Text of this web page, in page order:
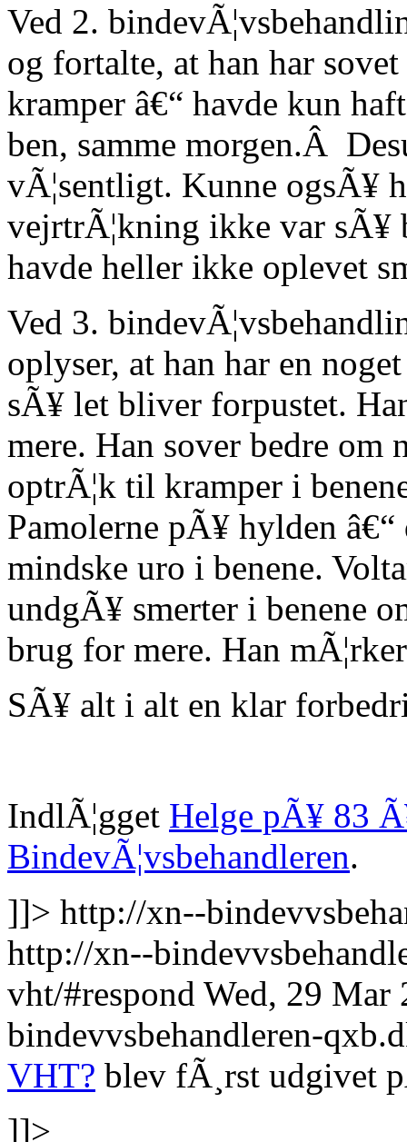
Ved 2.
og fortalte, at han har
kramper â€“ havde kun
ben, samme morgen.Â
vÃ¦sentligt. Kunne ogsÃ¥
vejrtrÃ¦kning ikke var sÃ¥
havde heller ikke oplevet
Ved 3.
oplyser, at han har en
sÃ¥ let bliver forpustet.
mere. Han sover bedre om
optrÃ¦k til kramper i
Pamolerne pÃ¥ hylden
mindske uro i benene.
undgÃ¥ smerter i benene
brug for mere. Han
SÃ¥ alt i alt en klar
IndlÃ¦gget Helge pÃ¥ 83
BindevÃ¦vsbehandleren.
]]> http://xn--
http://xn--
vht/#respond Wed, 29 Mar
bindevvsbehandleren-
VHT? blev fÃ¸rst udgivet
]]>